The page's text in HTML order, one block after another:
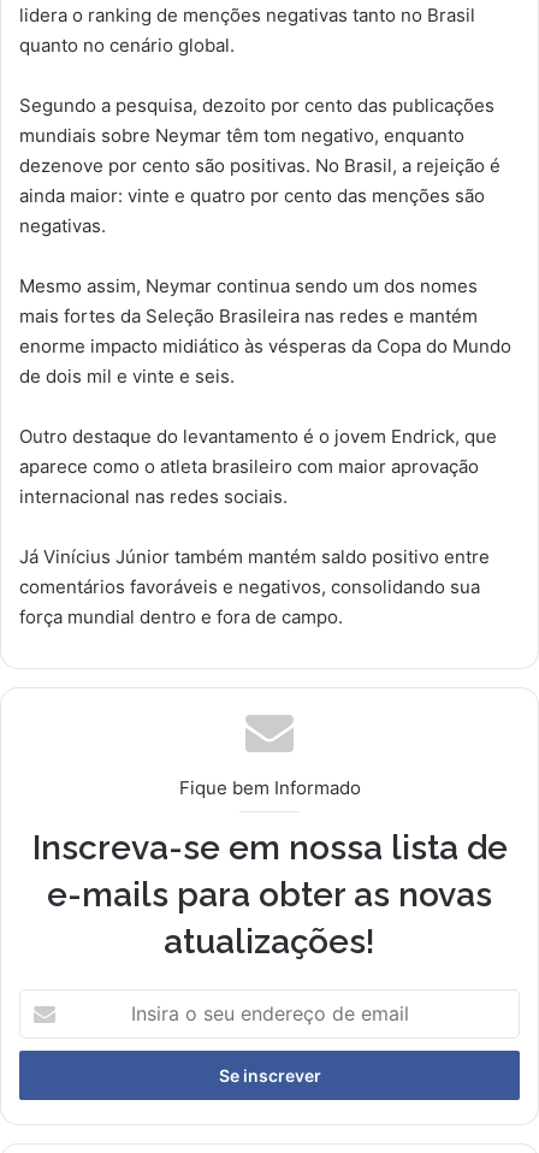
lidera o ranking de menções negativas tanto no Brasil
quanto no cenário global.
Segundo a pesquisa, dezoito por cento das publicações
mundiais sobre Neymar têm tom negativo, enquanto
dezenove por cento são positivas. No Brasil, a rejeição é
ainda maior: vinte e quatro por cento das menções são
negativas.
Mesmo assim, Neymar continua sendo um dos nomes
mais fortes da Seleção Brasileira nas redes e mantém
enorme impacto midiático às vésperas da Copa do Mundo
de dois mil e vinte e seis.
Outro destaque do levantamento é o jovem Endrick, que
aparece como o atleta brasileiro com maior aprovação
internacional nas redes sociais.
Já Vinícius Júnior também mantém saldo positivo entre
comentários favoráveis e negativos, consolidando sua
força mundial dentro e fora de campo.
Fique bem Informado
Inscreva-se em nossa lista de
e-mails para obter as novas
atualizações!
seu
de
email